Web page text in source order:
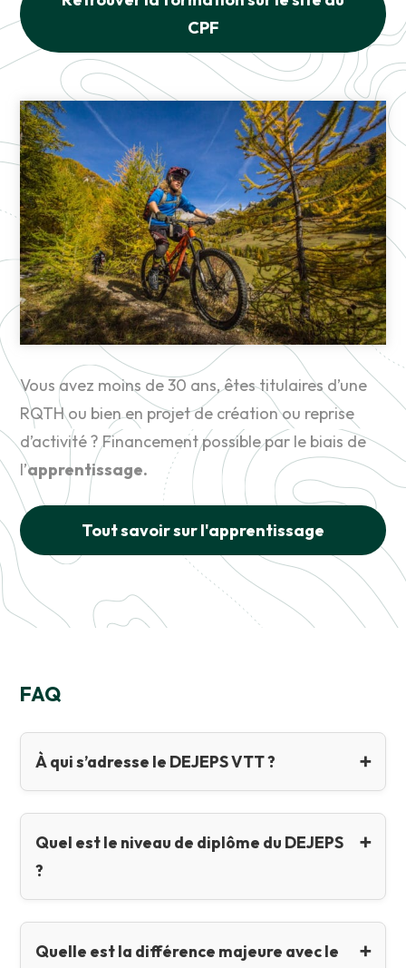
CPF
Vous avez moins de 30 ans, êtes titulaires d’une
RQTH ou bien en projet de création ou reprise
d’activité ? Financement possible par le biais de
l’apprentissage.
Tout savoir sur l'apprentissage
FAQ
À qui s’adresse le DEJEPS VTT ?
Quel est le niveau de diplôme du DEJEPS
?
Quelle est la différence majeure avec le